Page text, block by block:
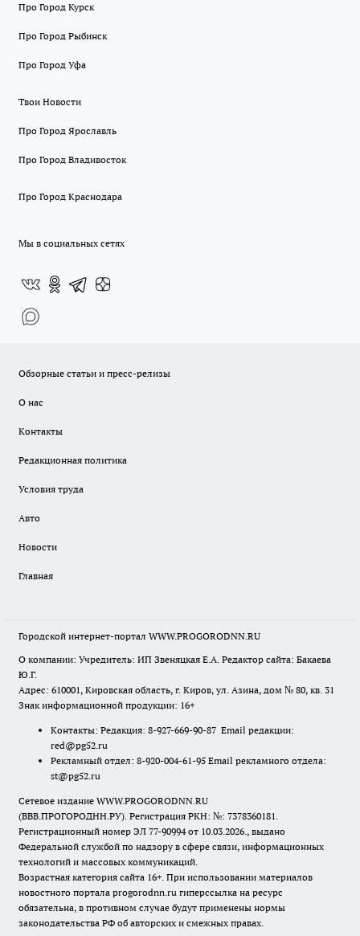
Про Город Курск
Про Город Рыбинск
Про Город Уфа
Твои Новости
Про Город Ярославль
Про Город Владивосток
Про Город Краснодара
Мы в социальных сетях
Обзорные статьи и пресс-релизы
О нас
Контакты
Редакционная политика
Условия труда
Авто
Новости
Главная
Городской интернет-портал WWW.PROGORODNN.RU
О компании: Учредитель: ИП Звеняцкая Е.А. Редактор сайта: Бакаева
Ю.Г.
Адрес: 610001, Кировская область, г. Киров, ул. Азина, дом № 80, кв. 31
Знак информационной продукции: 16+
Контакты: Редакция: 8-927-669-90-87 Email редакции:
red@pg52.ru
Рекламный отдел: 8-920-004-61-95 Email рекламного отдела:
st@pg52.ru
Сетевое издание WWW.PROGORODNN.RU
(ВВВ.ПРОГОРОДНН.РУ). Регистрация РКН: №: 7378360181.
Регистрационный номер ЭЛ 77-90994 от 10.03.2026., выдано
Федеральной службой по надзору в сфере связи, информационных
технологий и массовых коммуникаций.
Возрастная категория сайта 16+. При использовании материалов
новостного портала progorodnn.ru гиперссылка на ресурс
обязательна, в противном случае будут применены нормы
законодательства РФ об авторских и смежных правах.